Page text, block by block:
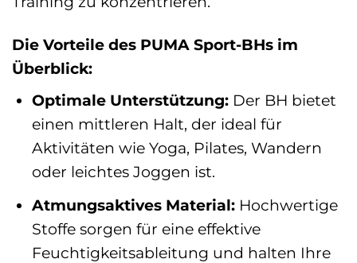
Die Vorteile des PUMA Sport-BHs im
Überblick:
Optimale Unterstützung:Der BH bietet
einen mittleren Halt, der ideal für
Aktivitäten wie Yoga, Pilates, Wandern
oder leichtes Joggen ist.
Atmungsaktives Material:Hochwertige
Stoffe sorgen für eine effektive
Feuchtigkeitsableitung und halten Ihre